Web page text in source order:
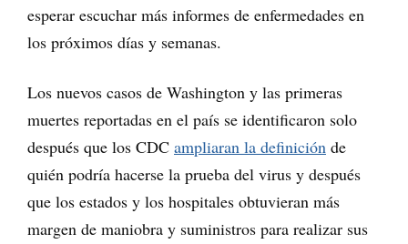
esperar escuchar más informes de enfermedades en
los próximos días y semanas.
Los nuevos casos de Washington y las primeras
muertes reportadas en el país se identificaron solo
después que los CDC ampliaran la definición de
quién podría hacerse la prueba del virus y después
que los estados y los hospitales obtuvieran más
margen de maniobra y suministros para realizar sus